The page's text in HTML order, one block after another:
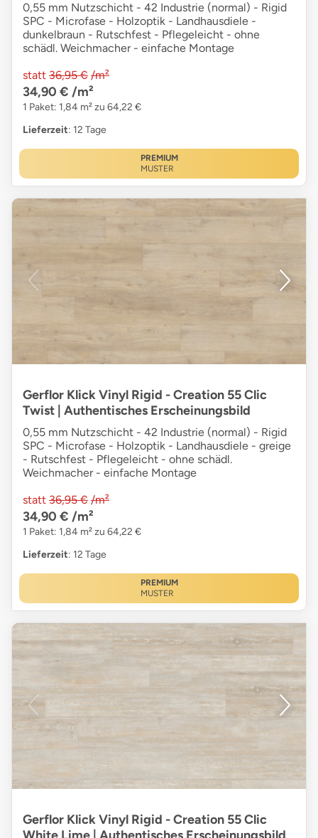
0,55 mm Nutzschicht - 42 Industrie (normal) - Rigid
SPC - Microfase - Holzoptik - Landhausdiele -
dunkelbraun - Rutschfest - Pflegeleicht - ohne
schädl. Weichmacher - einfache Montage
statt 36,95 € /m²
34,90 € /m²
1 Paket: 1,84 m² zu 64,22 €
Lieferzeit: 12 Tage
PREMIUM
MUSTER
Gerflor Klick Vinyl Rigid - Creation 55 Clic
Twist | Authentisches Erscheinungsbild
0,55 mm Nutzschicht - 42 Industrie (normal) - Rigid
SPC - Microfase - Holzoptik - Landhausdiele - greige
- Rutschfest - Pflegeleicht - ohne schädl.
Weichmacher - einfache Montage
statt 36,95 € /m²
34,90 € /m²
1 Paket: 1,84 m² zu 64,22 €
Lieferzeit: 12 Tage
PREMIUM
MUSTER
Gerflor Klick Vinyl Rigid - Creation 55 Clic